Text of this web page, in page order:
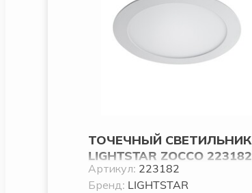
ТОЧЕЧНЫЙ СВЕТИЛЬНИК
LIGHTSTAR ZOCCO 223182
Артикул: 223182
Бренд: LIGHTSTAR